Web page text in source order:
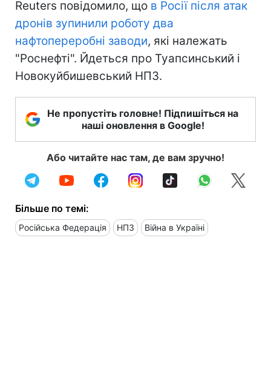
Reuters повідомило, що в Росії після атак
дронів зупинили роботу два
нафтопереробні заводи, які належать
"Роснефті". Йдеться про Туапсинський і
Новокуйбишевський НПЗ.
Не пропустіть головне! Підпишіться на
наші оновлення в Google!
Або читайте нас там, де вам зручно!
Більше по темі:
Російська Федерація НПЗ Війна в Україні